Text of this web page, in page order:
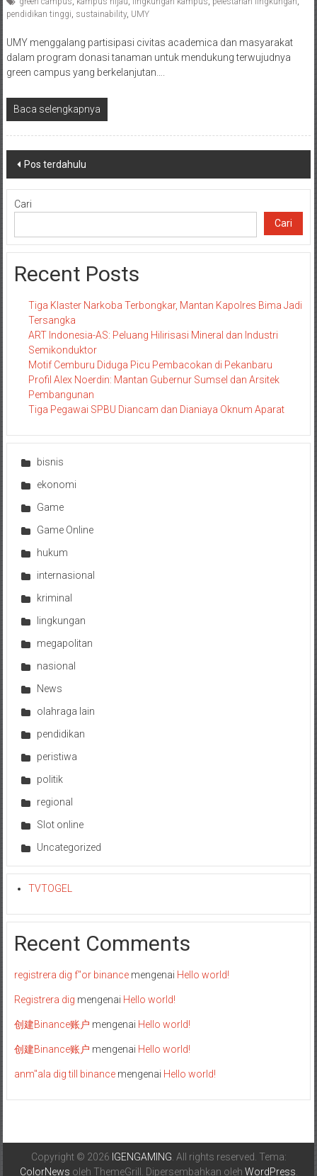
pendidikan tinggi, sustainability, UMY
UMY menggalang partisipasi civitas academica dan masyarakat
dalam program donasi tanaman untuk mendukung terwujudnya
green campus yang berkelanjutan….
Baca selengkapnya
Navigasi
pos
Pos terdahulu
Cari
Cari
Recent Posts
Tiga Klaster Narkoba Terbongkar, Mantan Kapolres Bima Jadi
Tersangka
ART Indonesia-AS: Peluang Hilirisasi Mineral dan Industri
Semikonduktor
Motif Cemburu Diduga Picu Pembacokan di Pekanbaru
Profil Alex Noerdin: Mantan Gubernur Sumsel dan Arsitek
Pembangunan
Tiga Pegawai SPBU Diancam dan Dianiaya Oknum Aparat
bisnis
ekonomi
Game
Game Online
hukum
internasional
kriminal
lingkungan
megapolitan
nasional
News
olahraga lain
pendidikan
peristiwa
politik
regional
Slot online
Uncategorized
TVTOGEL
Recent Comments
registrera dig f"or binancemengenai Hello world!
Registrera dig mengenai Hello world!
创建Binance账户 mengenai Hello world!
创建Binance账户 mengenai Hello world!
anm"ala dig till binancemengenai Hello world!
Copyright © 2026 IGENGAMING . All rights reserved. Tema:
ColorNews oleh ThemeGrill. Dipersembahkan oleh WordPress